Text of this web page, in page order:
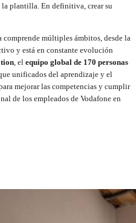
la plantilla. En definitiva, crear su
múltiples ámbitos, desde la
y está en constante evolución
, el equipo global de 170 personas
unificados del aprendizaje y el
mejorar las competencias y cumplir
de los empleados de Vodafone en